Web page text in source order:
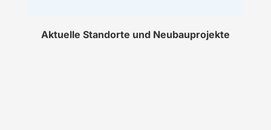
Aktuelle Standorte und Neubauprojekte